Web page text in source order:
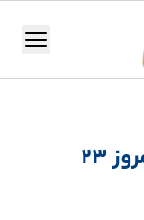
جستجو
منو
قیمت هر کیلو مرغ منجمد امروز 23